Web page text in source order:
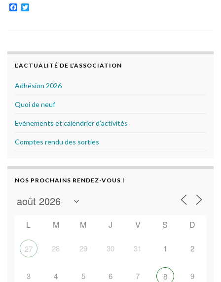
F
o
k
r
L’ACTUALITÉ DE L’ASSOCIATION
Adhésion 2026
Quoi de neuf
Evénements et calendrier d’activités
Comptes rendu des sorties
NOS PROCHAINS RENDEZ-VOUS !
L M M J V S D
27 28 29 30 31 1 2
3 4 5 6 7 8 9